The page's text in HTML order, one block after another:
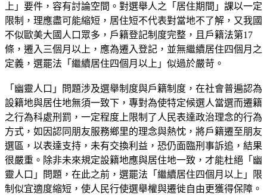
上」要件，容有討論空間。對選舉人之「居住期間」課以一定
限制，理應盡可能縮短，居住短不代表對當地不了解，又我國
不似歐美大國人口眾多，戶籍登記制度完整，且戶籍法第17
條，遷入三個月以上，應為遷入登記，並無繼續居住四個月之
定義，選罷法「繼續居住四個月以上」似過於嚴苛。
「幽靈人口」問題涉及選舉制度與戶籍制度，在社會普遍認為
設籍地與居住地無須一致下，專對為使特定候選人當選而遷籍
之行為科處刑罰，一定程度上限制了人民表達政治理念的行為
方式，如因認同朋友服務鄉里的理念與熱忱，將戶籍遷至朋友
選區，以表達支持，未有交換利益，恐仍面臨刑事訴追，結果
很嚴重。除非未來規定設籍地應與居住地一致，才能杜絕「幽
靈人口」問題，在此之前，選罷法「繼續居住四個月以上」限
制似宜適度縮短，使人民行使選舉權與遷徙自由更獲得保障。